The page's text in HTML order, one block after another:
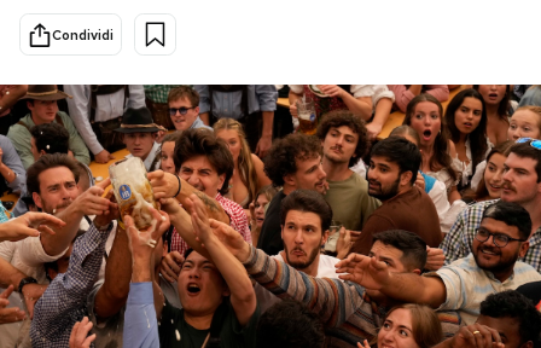
Cultura
Economia
Sport
Mondiali calcio 2026
PODCAST
NEWSLETTER
Condividi